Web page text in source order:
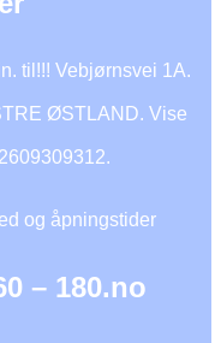
til!!! Vebjørnsvei 1A.
ØSTLAND. Vise
og åpningstider
– 180.no